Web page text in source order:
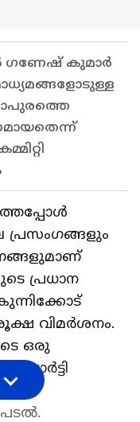
ഗണേഷ് കുമാർ
പ്രധാന
വിമർശനം.
ഒരു
പാർട്ടി